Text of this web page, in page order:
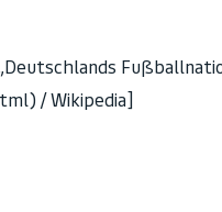
/ Wikipedia]